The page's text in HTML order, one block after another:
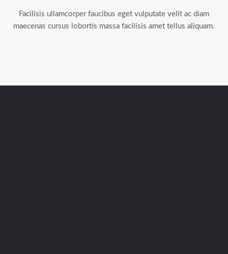
Facilisis ullamcorper faucibus eget vulputate velit ac diam
maecenas cursus lobortis massa facilisis amet tellus aliquam.